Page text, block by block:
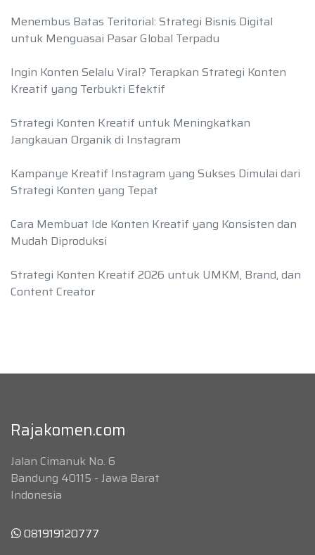
Menembus Batas Teritorial: Strategi Bisnis Digital
untuk Menguasai Pasar Global Terpadu
Ingin Konten Selalu Viral? Terapkan Strategi Konten
Kreatif yang Terbukti Efektif
Strategi Konten Kreatif untuk Meningkatkan
Jangkauan Organik di Instagram
Kampanye Kreatif Instagram yang Sukses Dimulai dari
Strategi Konten yang Tepat
Cara Membuat Ide Konten Kreatif yang Konsisten dan
Mudah Diproduksi
Strategi Konten Kreatif 2026 untuk UMKM, Brand, dan
Content Creator
Rajakomen.com
Jalan Cimanuk No. 6
Bandung 40115 - Jawa Barat
Indonesia
081919120777